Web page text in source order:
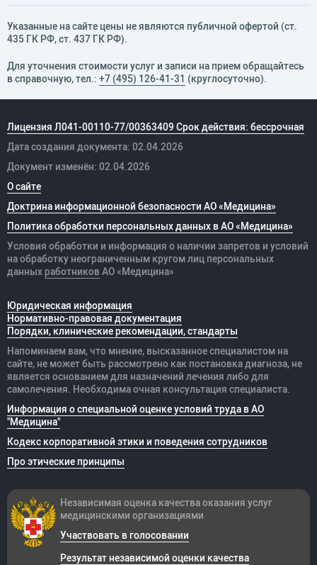
Указанные на сайте цены не являются публичной офертой (ст.
435 ГК РФ, cт. 437 ГК РФ).
Для уточнения стоимости услуг и записи на прием обращайтесь
в справочную, тел.: +7 (495) 126-41-31 (круглосуточно).
Лицензия Л041-00110-77/00363409 Срок действия: бессрочная
Дата создания документа: 02.04.2026
Документ изменён: 02.04.2026
О сайте
Доктрина информационной безопасности АО «Медицина»
Политика обработки персональных данных в АО «Медицина»
Условия обработки и информация о наличии запретов и условий
на обработку неограниченным кругом лиц персональных
данных работников АО «Медицина»
Юридическая информация
Нормативно-правовая документация
Порядки, клинические рекомендации, стандарты
Напоминаем вам, что мнение, высказанное специалистом на
сайте, не может быть рассмотрено как постановка диагноза, не
является основанием для назначений лечения либо для
самолечения. Необходима очная консультация специалиста.
Информация о специальной оценке условий труда в АО
"Медицина"
Кодекс корпоративной этики и поведения сотрудников
Про этические принципы
Независимая оценка качества оказания услуг
медицинскими организациями
Участвовать в голосовании
Результат независимой оценки качества